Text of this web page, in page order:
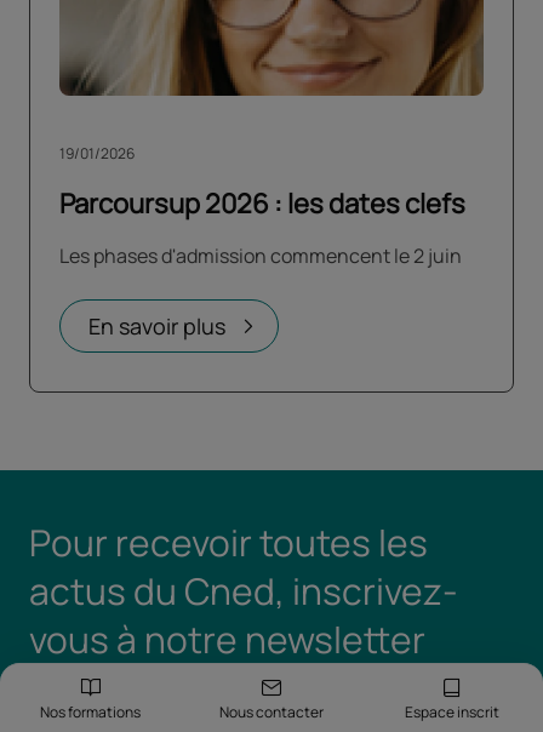
Nos formations Nous contacter Espace inscrit
Parcoursup 2026 : les dates clefs
19/01/2026
Les phases d'admission commencent le 2 juin
En savoir plus
Pour recevoir toutes les
actus du Cned, inscrivez-
vous à notre newsletter